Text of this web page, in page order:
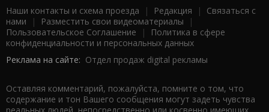
Наши контакты и схема проезда | Редакция | Связаться с
нами | Разместить свои видеоматериалы |
Пользовательское Соглашение |
Политика в сфере
конфиденциальности и персональных данных
Реклама на сайте: Отдел продаж digital рекламы
Оставляя комментарий, пожалуйста, помните о том, что
содержание и тон Вашего сообщения могут задеть чувства